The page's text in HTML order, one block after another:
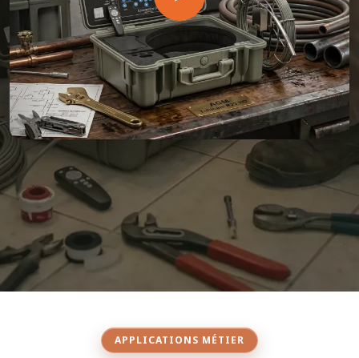
APPLICATIONS MÉTIER